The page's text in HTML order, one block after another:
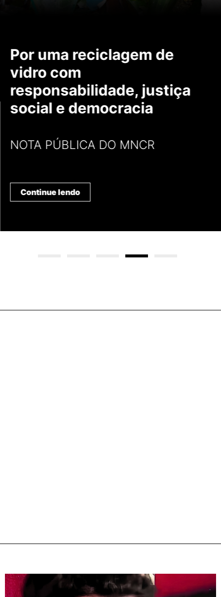
Por uma reciclagem de
vidro com
responsabilidade, justiça
social e democracia
NOTA PÚBLICA DO MNCR
Continue lendo